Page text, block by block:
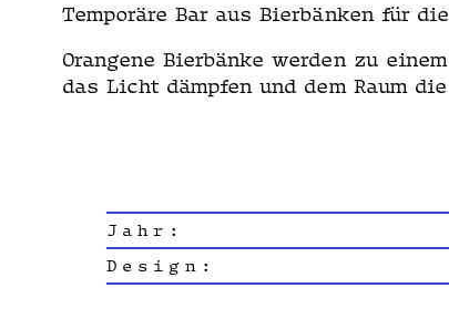
Tem­poräre Bar aus Bier­bänken für
Orangene Bier­bänke wer­den zu
das Licht dämpfen und dem Raum
Jahr:
Design: